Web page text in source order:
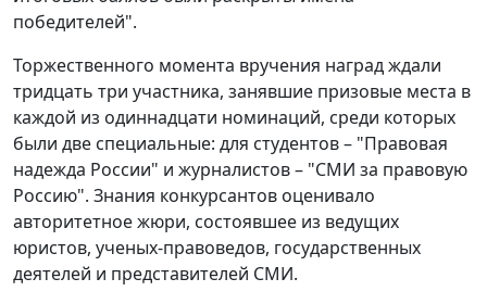
победителей".
Торжественного момента вручения наград ждали
тридцать три участника, занявшие призовые места в
каждой из одиннадцати номинаций, среди которых
были две специальные: для студентов – "Правовая
надежда России" и журналистов – "СМИ за правовую
Россию". Знания конкурсантов оценивало
авторитетное жюри, состоявшее из ведущих
юристов, ученых-правоведов, государственных
деятелей и представителей СМИ.